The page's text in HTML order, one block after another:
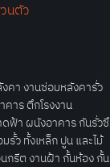
นตัว
คา งานซ่อมหลังคารั่ว
คาร ตึกโรงงาน
ฟ้า ผนังอาคาร กันรั่วซึ
รั้ว ทั้งเหล็ก ปูน และไม้
กรีต งานฝ้า กั้นห้อง กั้